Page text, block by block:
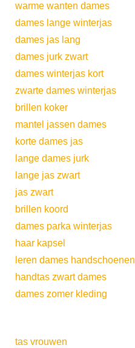
warme wanten dames
dames lange winterjas
dames jas lang
dames jurk zwart
dames winterjas kort
zwarte dames winterjas
brillen koker
mantel jassen dames
korte dames jas
lange dames jurk
lange jas zwart
jas zwart
brillen koord
dames parka winterjas
haar kapsel
leren dames handschoenen
handtas zwart dames
dames zomer kleding
tas vrouwen